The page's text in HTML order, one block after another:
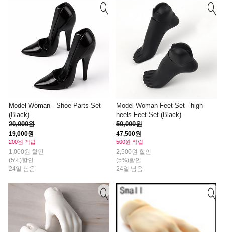
Model Woman - Shoe Parts Set
(Black)
20,000원
19,000원
200원 적립
1,000원 할인
(5%)할인
24일 남음
Model Woman Feet Set - high
heels Feet Set (Black)
50,000원
47,500원
500원 적립
2,500원 할인
(5%)할인
24일 남음